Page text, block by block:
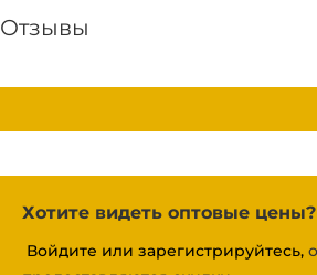
Отзывы
Хотите видеть оптовые цены?
Войдите или зарегистрируйтесь,